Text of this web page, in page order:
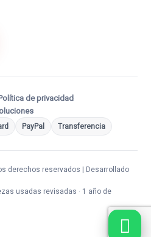
de privacidad
PayPal Transferencia
derechos reservados | Desarrollado
usadas revisadas · 1 año de